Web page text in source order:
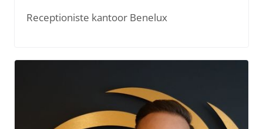
Receptioniste kantoor Benelux